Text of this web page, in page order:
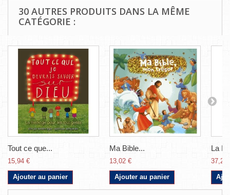
30 AUTRES PRODUITS DANS LA MÊME
CATÉGORIE :
Tout ce que...
15,94 €
Ajouter au panier
Ma Bible...
13,02 €
Ajouter au panier
La
37,26